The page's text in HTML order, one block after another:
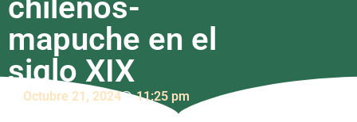
mapuche en el
siglo XIX
Octubre 21, 2024 11:25 pm